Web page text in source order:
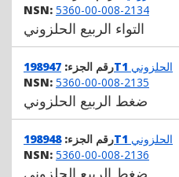
NSN: 5360-00-008-2134
التواء الربيع الحلزوني
رقم الجزء:198947T1 الحلزوني
NSN: 5360-00-008-2135
ضغط الربيع الحلزوني
رقم الجزء:198948T1 الحلزوني
NSN: 5360-00-008-2136
ضغط الربيع الحلزوني